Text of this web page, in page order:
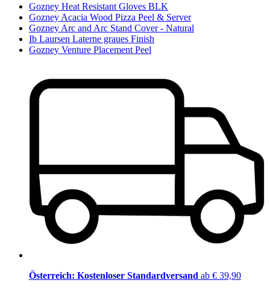
Gozney Heat Resistant Gloves BLK
Gozney Acacia Wood Pizza Peel & Server
Gozney Arc and Arc Stand Cover - Natural
Ib Laursen Laterne graues Finish
Gozney Venture Placement Peel
Österreich: Kostenloser Standardversand ab € 39,90